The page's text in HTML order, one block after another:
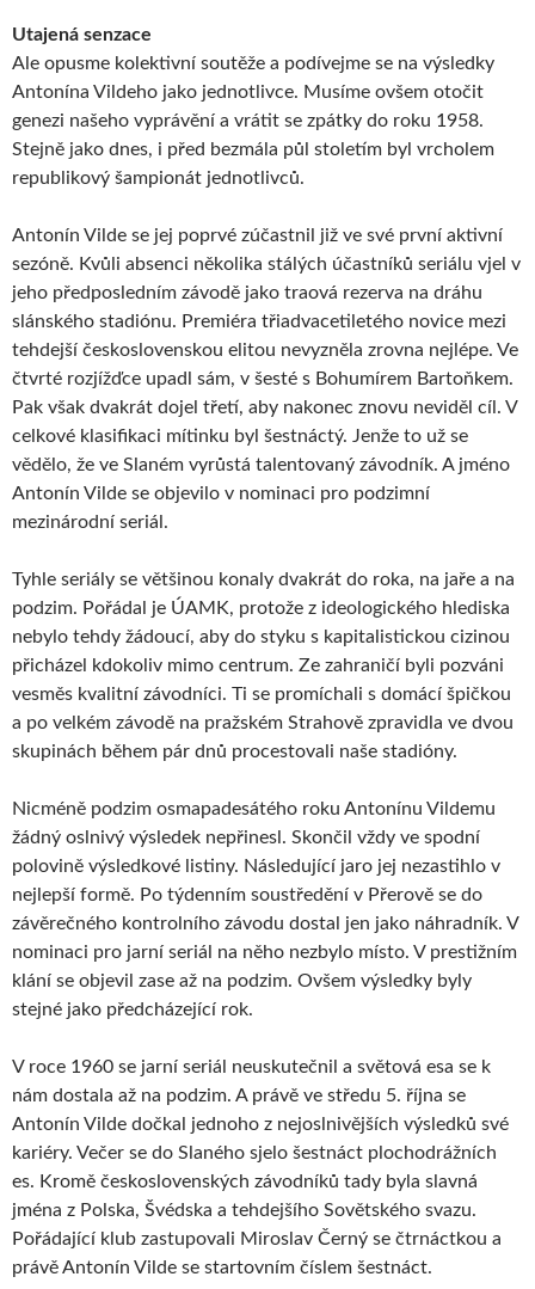
Utajená senzace
Ale opusme kolektivní soutěže a podívejme se na výsledky
Antonína Vildeho jako jednotlivce. Musíme ovšem otočit
genezi našeho vyprávění a vrátit se zpátky do roku 1958.
Stejně jako dnes, i před bezmála půl stoletím byl vrcholem
republikový šampionát jednotlivců.
Antonín Vilde se jej poprvé zúčastnil již ve své první aktivní
sezóně. Kvůli absenci několika stálých účastníků seriálu vjel v
jeho předposledním závodě jako traová rezerva na dráhu
slánského stadiónu. Premiéra třiadvacetiletého novice mezi
tehdejší československou elitou nevyzněla zrovna nejlépe. Ve
čtvrté rozjížďce upadl sám, v šesté s Bohumírem Bartoňkem.
Pak však dvakrát dojel třetí, aby nakonec znovu neviděl cíl. V
celkové klasifikaci mítinku byl šestnáctý. Jenže to už se
vědělo, že ve Slaném vyrůstá talentovaný závodník. A jméno
Antonín Vilde se objevilo v nominaci pro podzimní
mezinárodní seriál.
Tyhle seriály se většinou konaly dvakrát do roka, na jaře a na
podzim. Pořádal je ÚAMK, protože z ideologického hlediska
nebylo tehdy žádoucí, aby do styku s kapitalistickou cizinou
přicházel kdokoliv mimo centrum. Ze zahraničí byli pozváni
vesměs kvalitní závodníci. Ti se promíchali s domácí špičkou
a po velkém závodě na pražském Strahově zpravidla ve dvou
skupinách během pár dnů procestovali naše stadióny.
Nicméně podzim osmapadesátého roku Antonínu Vildemu
žádný oslnivý výsledek nepřinesl. Skončil vždy ve spodní
polovině výsledkové listiny. Následující jaro jej nezastihlo v
nejlepší formě. Po týdenním soustředění v Přerově se do
závěrečného kontrolního závodu dostal jen jako náhradník. V
nominaci pro jarní seriál na něho nezbylo místo. V prestižním
klání se objevil zase až na podzim. Ovšem výsledky byly
stejné jako předcházející rok.
V roce 1960 se jarní seriál neuskutečnil a světová esa se k
nám dostala až na podzim. A právě ve středu 5. října se
Antonín Vilde dočkal jednoho z nejoslnivějších výsledků své
kariéry. Večer se do Slaného sjelo šestnáct plochodrážních
es. Kromě československých závodníků tady byla slavná
jména z Polska, Švédska a tehdejšího Sovětského svazu.
Pořádající klub zastupovali Miroslav Černý se čtrnáctkou a
právě Antonín Vilde se startovním číslem šestnáct.